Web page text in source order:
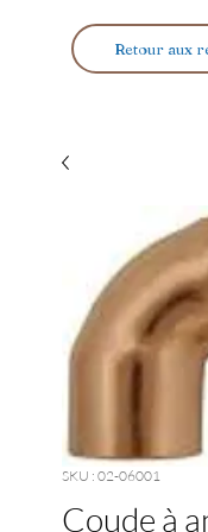
Retour aux
SKU : 02-06001
Coude à